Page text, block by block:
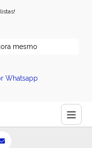
mesmo
Whatsapp